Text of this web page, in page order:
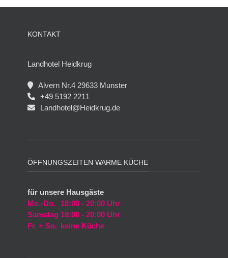
KONTAKT
Landhotel Heidkrug
Alvern Nr.4 29633 Munster
+49 5192 2211
Landhotel@Heidkrug.de
ÖFFNUNGSZEITEN WARME KÜCHE
für unsere Hausgäste
Mo.-Do.
18:00 - 20:00 Uhr
Samstag 18:00 - 20:00 Uhr
Fr. + So. keine Küche